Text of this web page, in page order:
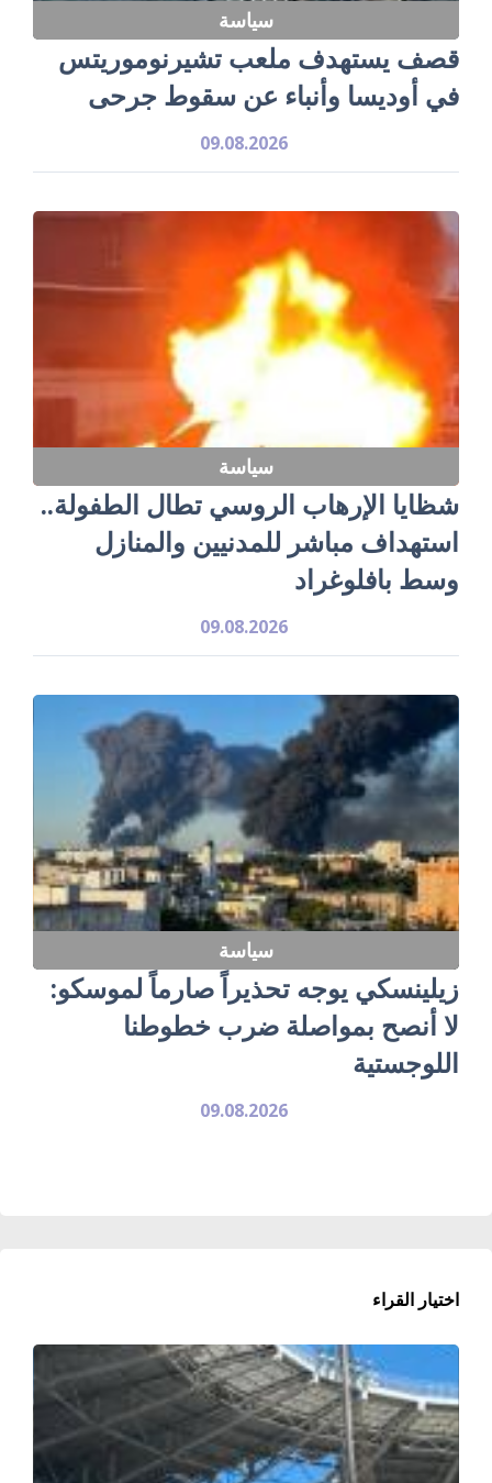
سياسة
قصف يستهدف ملعب تشيرنوموريتس
في أوديسا وأنباء عن سقوط جرحى
09.08.2026
سياسة
شظايا الإرهاب الروسي تطال الطفولة..
استهداف مباشر للمدنيين والمنازل
وسط بافلوغراد
09.08.2026
سياسة
زيلينسكي يوجه تحذيراً صارماً لموسكو:
لا أنصح بمواصلة ضرب خطوطنا
اللوجستية
09.08.2026
اختيار القراء